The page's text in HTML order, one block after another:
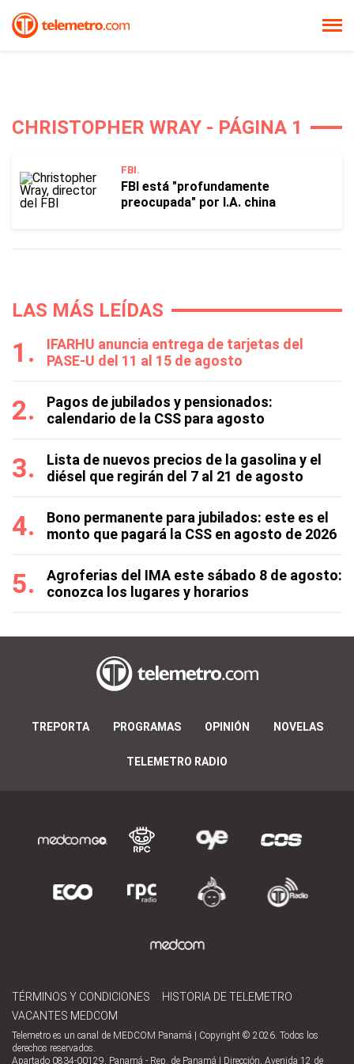
CHRISTOPHER WRAY - PÁGINA 1
FBI.
FBI está "profundamente
preocupada" por I.A. china
LAS MÁS LEÍDAS
IFARHU anuncia entrega de tarjetas del
PASE-U del 11 al 15 de agosto
Pagos de jubilados y pensionados:
calendario de la CSS para agosto
Lista de nuevos precios de la gasolina y el
diésel que regirán del 7 al 21 de agosto
Bono permanente para jubilados: este es el
monto que pagará la CSS en agosto de 2026
Agroferias del IMA este sábado 8 de agosto:
conozca los lugares y horarios
TREPORTA PROGRAMAS OPINIÓN NOVELAS
TELEMETRO RADIO
TÉRMINOS Y CONDICIONES
HISTORIA DE TELEMETRO
VACANTES MEDCOM
Telemetro es un canal de MEDCOM Panamá | Copyright © 2026. Todos los
derechos reservados.
Apartado 0834-00129, Panamá - Rep. de Panamá | Dirección, Avenida 12 de